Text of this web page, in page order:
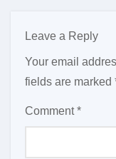
Leave a Reply
Your email
fields are marked
Comment*